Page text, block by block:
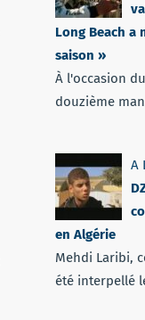
Long Beach
saison »
À l'occasion
douzième
A
en Algérie
Mehdi Laribi,
été interpellé